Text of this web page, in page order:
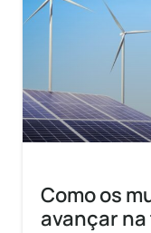
Como os
avançar